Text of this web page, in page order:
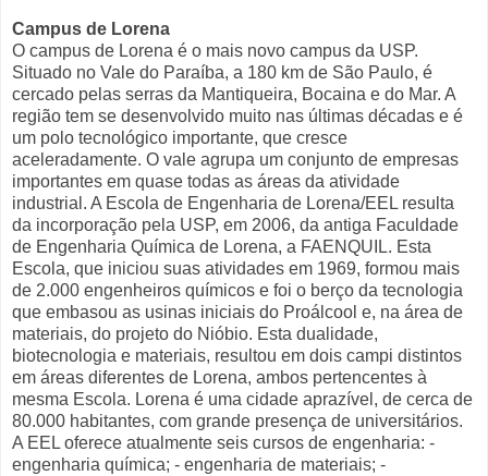
Campus de Lorena
O campus de Lorena é o mais novo campus da USP.
Situado no Vale do Paraíba, a 180 km de São Paulo, é
cercado pelas serras da Mantiqueira, Bocaina e do Mar. A
região tem se desenvolvido muito nas últimas décadas e é
um polo tecnológico importante, que cresce
aceleradamente. O vale agrupa um conjunto de empresas
importantes em quase todas as áreas da atividade
industrial. A Escola de Engenharia de Lorena/EEL resulta
da incorporação pela USP, em 2006, da antiga Faculdade
de Engenharia Química de Lorena, a FAENQUIL. Esta
Escola, que iniciou suas atividades em 1969, formou mais
de 2.000 engenheiros químicos e foi o berço da tecnologia
que embasou as usinas iniciais do Proálcool e, na área de
materiais, do projeto do Nióbio. Esta dualidade,
biotecnologia e materiais, resultou em dois campi distintos
em áreas diferentes de Lorena, ambos pertencentes à
mesma Escola. Lorena é uma cidade aprazível, de cerca de
80.000 habitantes, com grande presença de universitários.
A EEL oferece atualmente seis cursos de engenharia: -
engenharia química; - engenharia de materiais; -